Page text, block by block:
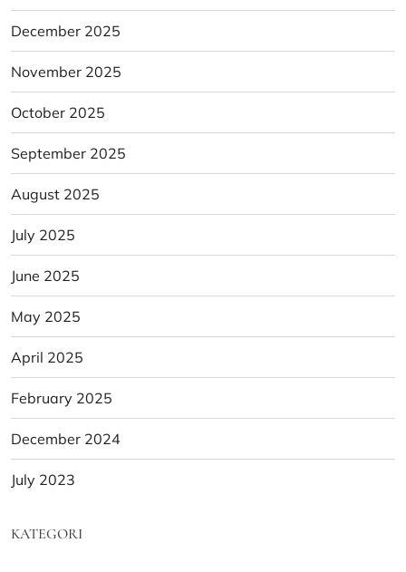
December 2025
November 2025
October 2025
September 2025
August 2025
July 2025
June 2025
May 2025
April 2025
February 2025
December 2024
July 2023
KATEGORI